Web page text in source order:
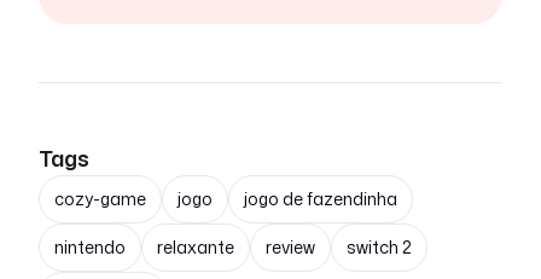
Tags
cozy-game jogo jogo de fazendinha
nintendo relaxante review switch 2